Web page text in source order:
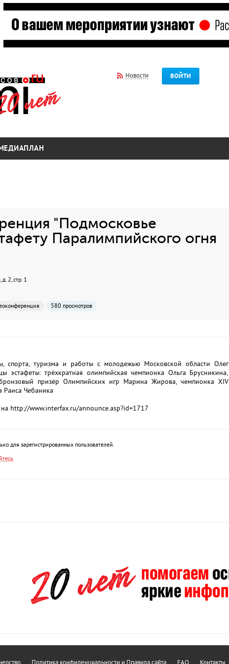
Новости ВОЙТИ
"Подмосковье
Паралимпийского огня
2, стр. 1
580 просмотров
спорта, туризма и работы с молодежью Московской области Олег
эстафеты: трёхкратная олимпийская чемпионка Ольга Брусникина,
призёр Олимпийских игр Марина Жирова, чемпионка XIV
Раиса Чебаника
http://www.interfax.ru/announce.asp?id=1717
для зарегистрированных пользователей.